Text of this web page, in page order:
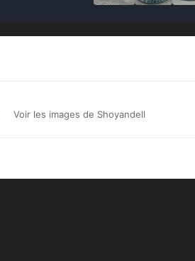
Voir les images de Shoyandell